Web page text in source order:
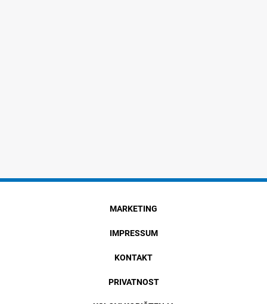
MARKETING
IMPRESSUM
KONTAKT
PRIVATNOST